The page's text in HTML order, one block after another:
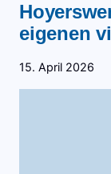
eigenen
15. April 2026